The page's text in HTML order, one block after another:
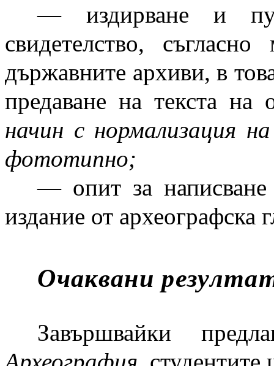
— издирване и
свидетелство,
държавните архиви, в
предаване на текста на
начин с нормализация
фототипно;
— опит за написване
издание от археографска
Очаквани
Завършвайки